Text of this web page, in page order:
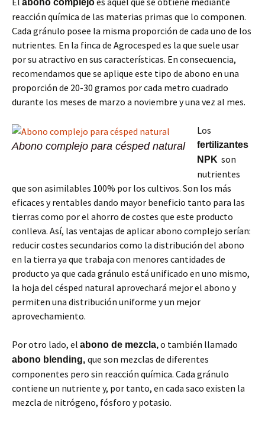
abono complejo
reacción química de las materias primas que lo componen.
Cada gránulo posee la misma proporción de cada uno de los
nutrientes. En la finca de Agrocesped es la que suele usar
por su atractivo en sus características. En consecuencia,
recomendamos que se aplique este tipo de abono en una
proporción de 20-30 gramos por cada metro cuadrado
durante los meses de marzo a noviembre y una vez al mes.
Abono complejo para césped natural
Los
fertilizantes
NPK son
nutrientes
que son asimilables 100% por los cultivos. Son los más
eficaces y rentables dando mayor beneficio tanto para las
tierras como por el ahorro de costes que este producto
conlleva. Así, las ventajas de aplicar abono complejo serían:
reducir costes secundarios como la distribución del abono
en la tierra ya que trabaja con menores cantidades de
producto ya que cada gránulo está unificado en uno mismo,
la hoja del césped natural aprovechará mejor el abono y
permiten una distribución uniforme y un mejor
aprovechamiento.
Por otro lado, el abono de mezcla,o también llamado
abono blending, que son mezclas de diferentes
componentes pero sin reacción química. Cada gránulo
contiene un nutriente y, por tanto, en cada saco existen la
mezcla de nitrógeno, fósforo y potasio.